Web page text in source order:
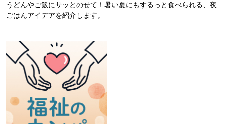
うどんやご飯にサッとのせて！暑い夏にもするっと食べられる、夜
ごはんアイデアを紹介します。